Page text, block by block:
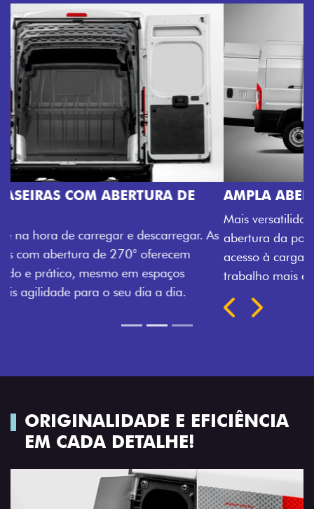
AMPLA ABERTURA DA PORTA LATERAL
Mais versatilidade para o seu carregamento. A ampla
abertura da porta lateral do Novo Ducato facilita o
acesso à carga, otimizando tempo e tornando o
trabalho mais eficiente, onde quer que você esteja.
Previous
Próximo
TRANSFORMAÇÃO HOMOLOGADA
EM CADA DETALHE!